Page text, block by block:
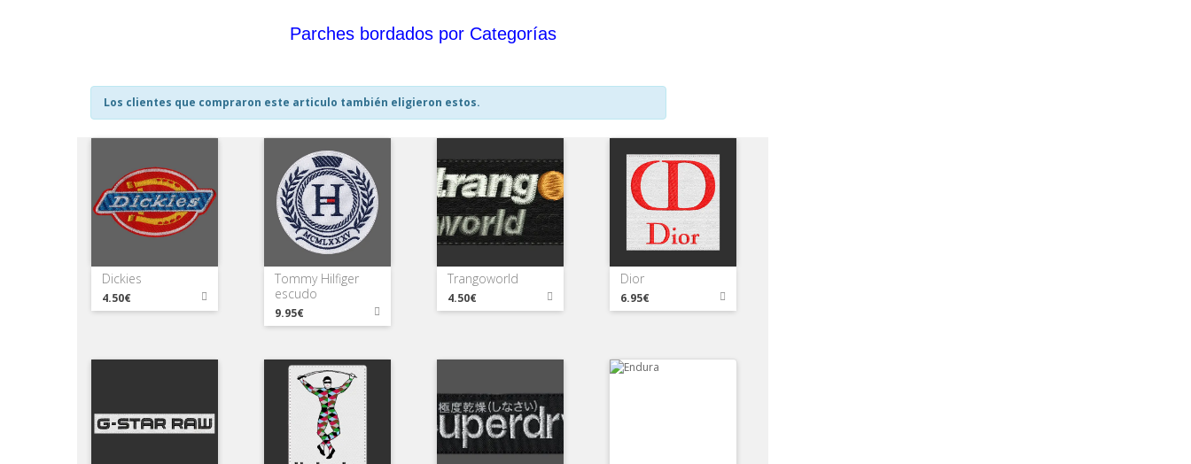
Parches bordados por Categorías
Los clientes que compraron este articulo también eligieron estos.
Dickies
4.50€
Tommy Hilfiger
escudo
9.95€
Trangoworld
4.50€
Dior
6.95€